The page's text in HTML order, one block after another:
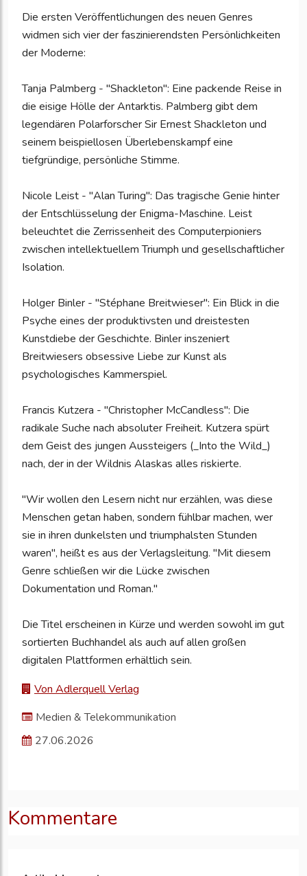
Die ersten Veröffentlichungen des neuen Genres
widmen sich vier der faszinierendsten Persönlichkeiten
der Moderne:
Tanja Palmberg - "Shackleton": Eine packende Reise in
die eisige Hölle der Antarktis. Palmberg gibt dem
legendären Polarforscher Sir Ernest Shackleton und
seinem beispiellosen Überlebenskampf eine
tiefgründige, persönliche Stimme.
Nicole Leist - "Alan Turing": Das tragische Genie hinter
der Entschlüsselung der Enigma-Maschine. Leist
beleuchtet die Zerrissenheit des Computerpioniers
zwischen intellektuellem Triumph und gesellschaftlicher
Isolation.
Holger Binler - "Stéphane Breitwieser": Ein Blick in die
Psyche eines der produktivsten und dreistesten
Kunstdiebe der Geschichte. Binler inszeniert
Breitwiesers obsessive Liebe zur Kunst als
psychologisches Kammerspiel.
Francis Kutzera - "Christopher McCandless": Die
radikale Suche nach absoluter Freiheit. Kutzera spürt
dem Geist des jungen Aussteigers (_Into the Wild_)
nach, der in der Wildnis Alaskas alles riskierte.
"Wir wollen den Lesern nicht nur erzählen, was diese
Menschen getan haben, sondern fühlbar machen, wer
sie in ihren dunkelsten und triumphalsten Stunden
waren", heißt es aus der Verlagsleitung. "Mit diesem
Genre schließen wir die Lücke zwischen
Dokumentation und Roman."
Die Titel erscheinen in Kürze und werden sowohl im gut
sortierten Buchhandel als auch auf allen großen
digitalen Plattformen erhältlich sein.
Von Adlerquell Verlag
Medien & Telekommunikation
27.06.2026
Kommentare